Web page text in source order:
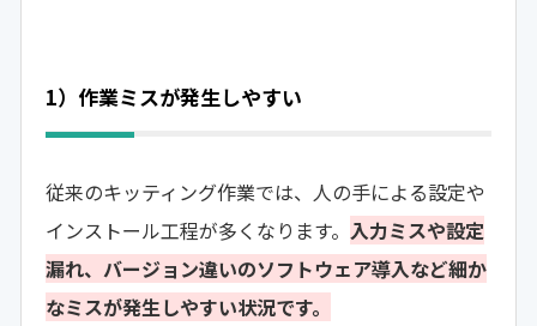
1）作業ミスが発生しやすい
従来のキッティング作業では、人の手による設定や
インストール工程が多くなります。 入力ミスや設定
漏れ、バージョン違いのソフトウェア導入など細か
なミスが発生しやすい状況です。